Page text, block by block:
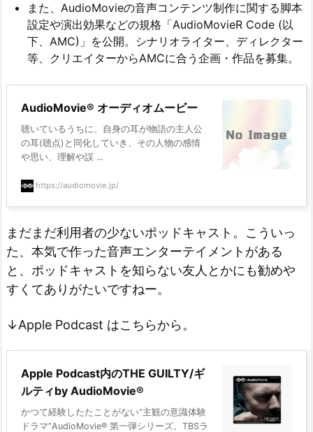
また、AudioMovieの音声コンテンツ制作に関する脚本
設定や演出効果などの規格「AudioMovieR Code (以
下、AMC)」を公開。シナリオライター、ディレクター
等、クリエイターからAMCに合う企画・作品を募集。
AudioMovie® オーディオムービー
聴いているうちに、自身の耳が物語の主人公
の耳(聴点)と同化していき、その人物の感情
や思い、理解や誤 ...
https://audiomovie.jp/
まだまだ利用者の少ないポッドキャスト。こういっ
た、本気で作った音声エンターテイメントがある
と、ポッドキャストを知らない友人とかにも勧めや
すくてありがたいですねー。
↓Apple Podcast はこちらから。
‎Apple Podcast内のTHE GUILTY/ギ
ルティby AudioMovie®
‎かつて経験したたことがない“主観の意識体験
ドラマ”AudioMovie® 第一弾シリーズ。TBSラ